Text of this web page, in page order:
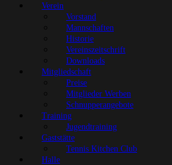
Verein
Vorstand
Mannschaften
Historie
Vereinszeitschrift
Downloads
Mitgliedschaft
Preise
Mitglieder Werben
Schnupperangebote
Training
Jugendtraining
Gaststätte
Tennis Kitchen Club
Halle